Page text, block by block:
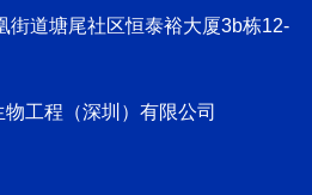
街道塘尾社区恒泰裕大厦3b栋12-
工程（深圳）有限公司